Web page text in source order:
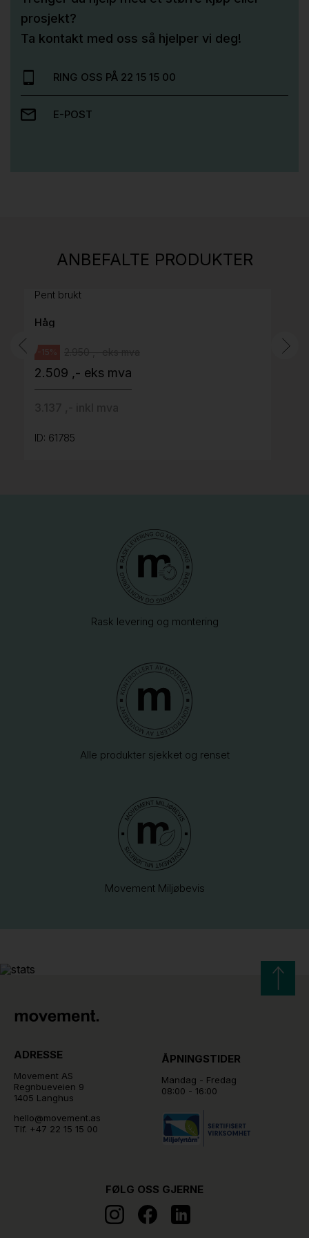
prosjekt?
Ta kontakt med oss så hjelper vi deg!
RING OSS PÅ 22 15 15 00
E-POST
ANBEFALTE PRODUKTER
H05 5600 Swingback-armlene Mørk
Pent brukt
Håg
-15%
2.509 ,- eks mva
ID: 61785
Rask levering og montering
Alle produkter sjekket og renset
Movement Miljøbevis
ADRESSE
Movement AS
Regnbueveien 9
1405 Langhus
hello@movement.as
Tlf. +47 22 15 15 00
ÅPNINGSTIDER
Mandag - Fredag
08:00 - 16:00
FØLG OSS GJERNE